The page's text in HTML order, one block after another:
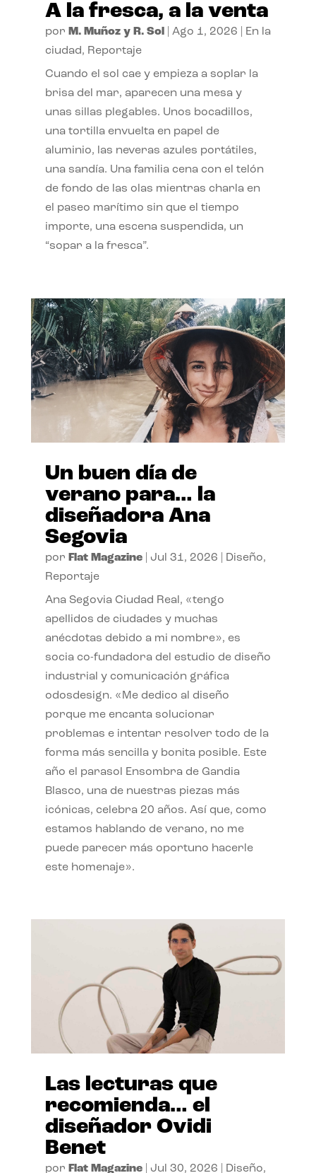
A la fresca, a la venta
por M. Muñoz y R. Sol| Ago 1, 2026
En la
ciudad, Reportaje
Cuando el sol cae y empieza a soplar la
brisa del mar, aparecen una mesa y
unas sillas plegables. Unos bocadillos,
una tortilla envuelta en papel de
aluminio, las neveras azules portátiles,
una sandía. Una familia cena con el telón
de fondo de las olas mientras charla en
el paseo marítimo sin que el tiempo
importe, una escena suspendida, un
“sopar a la fresca”.
Un buen día de
verano para… la
diseñadora Ana
Segovia
por Flat Magazine| Jul 31, 2026 Diseño,
Reportaje
Ana Segovia Ciudad Real, «tengo
apellidos de ciudades y muchas
anécdotas debido a mi nombre», es
socia co-fundadora del estudio de diseño
industrial y comunicación gráfica
odosdesign. «Me dedico al diseño
porque me encanta solucionar
problemas e intentar resolver todo de la
forma más sencilla y bonita posible. Este
año el parasol Ensombra de Gandia
Blasco, una de nuestras piezas más
icónicas, celebra 20 años. Así que, como
estamos hablando de verano, no me
puede parecer más oportuno hacerle
este homenaje».
Las lecturas que
recomienda… el
diseñador Ovidi
Benet
por Flat Magazine| Jul 30, 2026 Diseño,